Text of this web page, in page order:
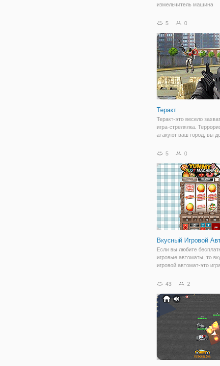
измельчитель машина
разных штук ну, если вы
непобедимого воина.
можете положить его на
5 0
Теракт
Теракт-это весело
игра-стрелялка.
атакуют ваш город, вы
спасти свой город.
вас и убить их, прежде
потеряете
5 0
Вкусный Игровой
Если вы любите
игровые автоматы, то
игровой автомат-это
стиль игры приходит с
43 2